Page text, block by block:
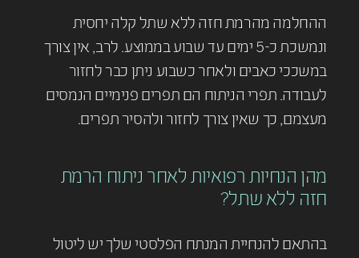
ההחלמה מהרמת חזה ללא שתל קלה יחסית
ונמשכת כ-5 ימים עד שבוע בממוצע. לרב, אין צורך
במשככי כאבים ולאחר כשבוע ניתן כבר לחזור
לעבודה. תפרי הניתוח הם תפרים פנימיים הנמסים
מעצמם, כך שאין צורך לחזור ולהסיר תפרים.
מהן הנחיות רפואיות לאחר ניתוח הרמת
חזה ללא שתל?
בהתאם להנחיית המנתח הפלסטי שלך יש ליטול